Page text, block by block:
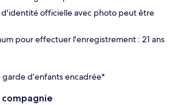
d'identité officielle avec photo peut être
pour effectuer l'enregistrement : 21 ans
garde d’enfants encadrée*